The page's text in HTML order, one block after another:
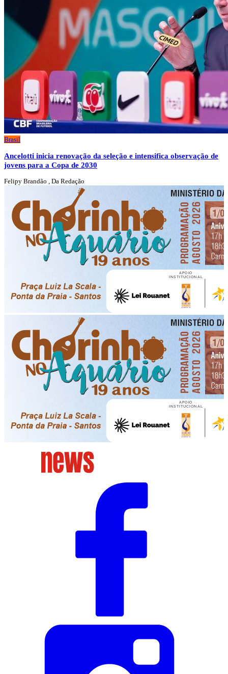
Brasil
Ancelotti inicia renovação da seleção e intensifica observação de
jovens para a Copa de 2030
Felipy Brandão , Da Redação